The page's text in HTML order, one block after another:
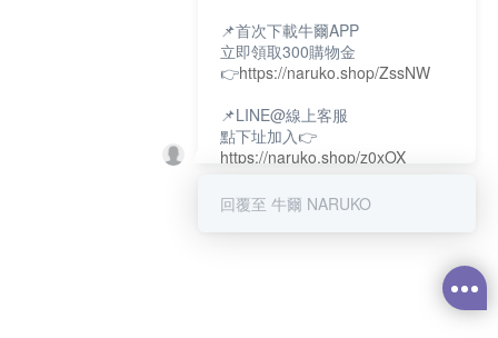
📌首次下載牛爾APP
立即領取300購物金
👉https://naruko.shop/ZssNW
📌LINE@線上客服
點下址加入👉
https://naruko.shop/z0xOX
📌電話客服：02-26581707
回覆至 牛爾 NARUKO